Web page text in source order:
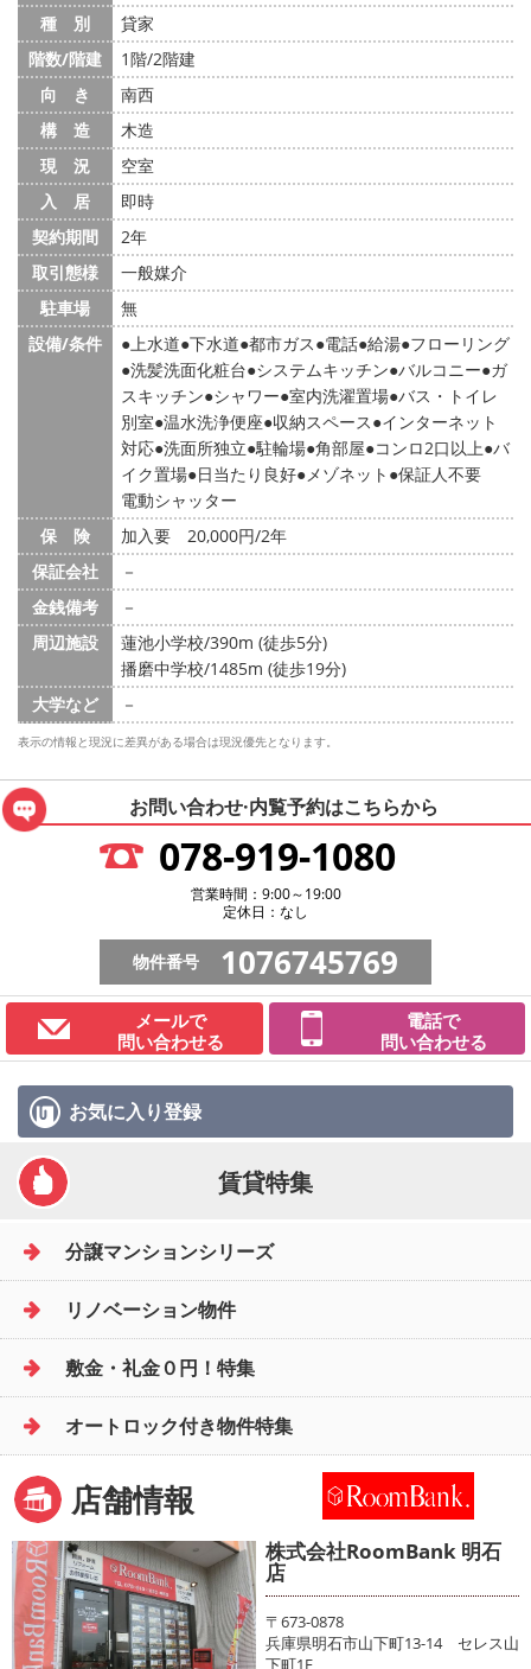
種 別
貸家
階数/階建
1階/2階建
向 き
南西
構 造
木造
現 況
空室
入 居
即時
契約期間
2年
取引態様
一般媒介
駐車場
無
設備/条件
上水道 下水道 都市ガス 電話 給湯 フローリング
洗髪洗面化粧台 システムキッチン バルコニー ガ
スキッチン シャワー 室内洗濯置場 バス・トイレ
別室 温水洗浄便座 収納スペース インターネット
対応 洗面所独立 駐輪場 角部屋 コンロ2口以上 バ
イク置場 日当たり良好 メゾネット 保証人不要
電動シャッター
保 険
加入要 20,000円/2年
保証会社
－
金銭備考
－
周辺施設
蓮池小学校/390m (徒歩5分)
播磨中学校/1485m (徒歩19分)
大学など
－
表示の情報と現況に差異がある場合は現況優先となります。
お問い合わせ·内覧予約はこちらから
078-919-1080
営業時間：9:00～19:00
定休日：なし
物件番号 1076745769
メールで
問い合わせる
電話で
問い合わせる
お気に入り登録
賃貸特集
分譲マンションシリーズ
リノベーション物件
敷金・礼金０円！特集
オートロック付き物件特集
店舗情報
株式会社RoomBank 明石
店
〒673-0878
兵庫県明石市山下町13-14 セレス山
下町1F